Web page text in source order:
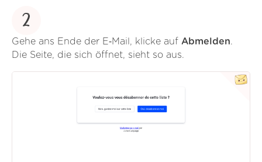
2
Gehe ans Ende der E‑Mail, klicke auf Abmelden.
Die Seite, die sich öffnet, sieht so aus.